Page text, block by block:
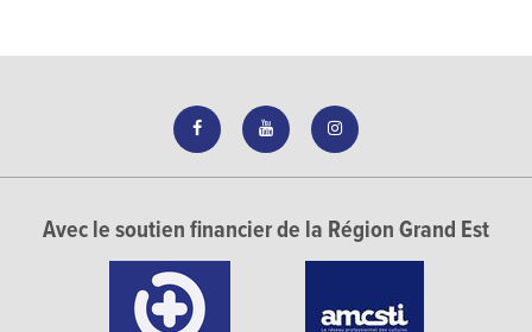
Avec le soutien financier de la Région Grand Est